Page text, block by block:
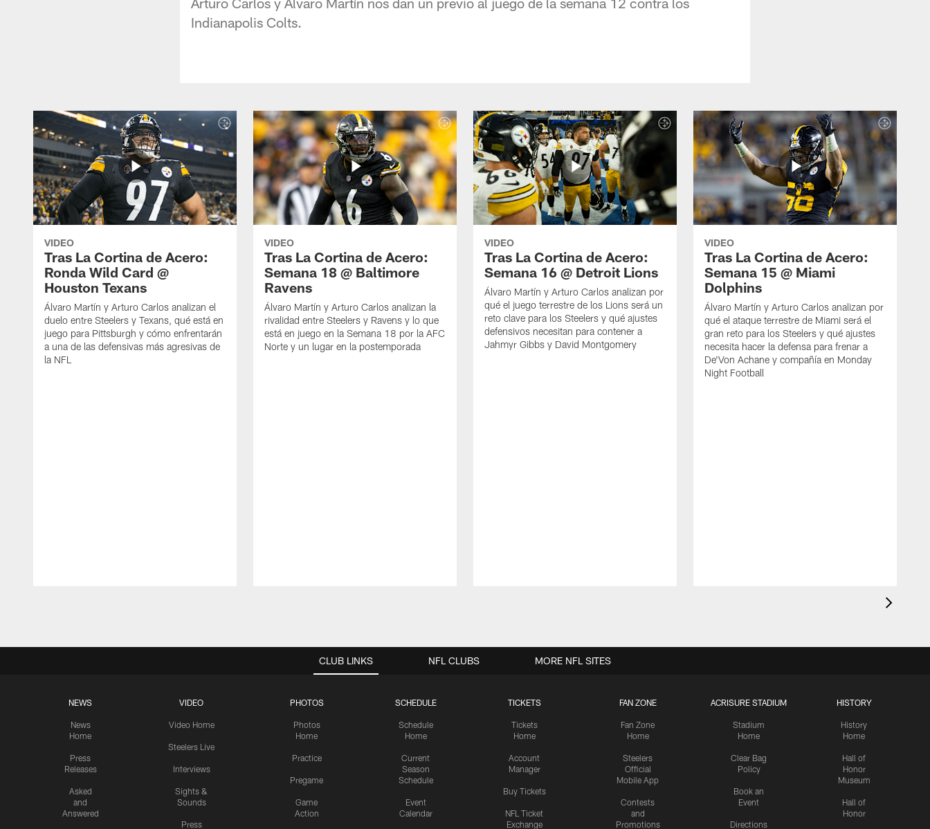
Indianapolis Colts.
VIDEO
Tras La Cortina de Acero:
Ronda Wild Card @
Houston Texans
Álvaro Martín y Arturo Carlos analizan el
duelo entre Steelers y Texans, qué está en
juego para Pittsburgh y cómo enfrentarán
a una de las defensivas más agresivas de
la NFL
VIDEO
Tras La Cortina de Acero:
Semana 18 @ Baltimore
Ravens
Álvaro Martín y Arturo Carlos analizan la
rivalidad entre Steelers y Ravens y lo que
está en juego en la Semana 18 por la AFC
Norte y un lugar en la postemporada
VIDEO
Tras La Cortina de Acero:
Semana 16 @ Detroit Lions
Álvaro Martín y Arturo Carlos analizan por
qué el juego terrestre de los Lions será un
reto clave para los Steelers y qué ajustes
defensivos necesitan para contener a
Jahmyr Gibbs y David Montgomery
VIDEO
Tras La Cortina de Acero:
Semana 15 @ Miami
Dolphins
Álvaro Martín y Arturo Carlos analizan por
qué el ataque terrestre de Miami será el
gran reto para los Steelers y qué ajustes
necesita hacer la defensa para frenar a
De'Von Achane y compañía en Monday
Night Football
CLUB LINKS
NEWS
News
Home
Press
Releases
Asked
and
Answered
VIDEO
Video Home
Steelers Live
Interviews
Sights &
Sounds
Press
PHOTOS
Photos
Home
Practice
Pregame
Game
Action
SCHEDULE
Schedule
Home
Current
Season
Schedule
Event
Calendar
TICKETS
Tickets
Home
Account
Manager
Buy Tickets
NFL Ticket
Exchange
FAN ZONE
Fan Zone
Home
Steelers
Official
Mobile App
Contests
and
Promotions
ACRISURE STADIUM
Stadium
Home
Clear Bag
Policy
Book an
Event
Directions
HISTORY
History
Home
Hall of
Honor
Museum
Hall of
Honor
NFL CLUBS MORE NFL SITES